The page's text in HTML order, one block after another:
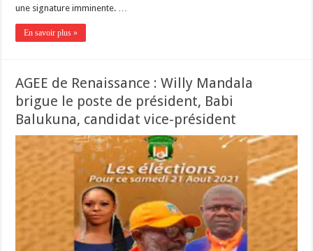
une signature imminente. …
En savoir plus »
AGEE de Renaissance : Willy Mandala
brigue le poste de président, Babi
Balukuna, candidat vice-président